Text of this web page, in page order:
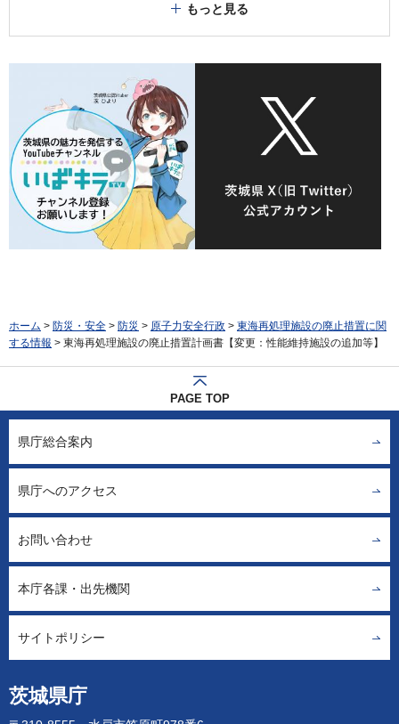
もっと見る
ホーム > 防災・安全 > 防災 > 原子力安全行政 > 東海再処理施設の廃止措置に関
する情報 > 東海再処理施設の廃止措置計画書【変更：性能維持施設の追加等】
PAGE TOP
茨城県庁
県庁総合案内
県庁へのアクセス
お問い合わせ
本庁各課・出先機関
サイトポリシー